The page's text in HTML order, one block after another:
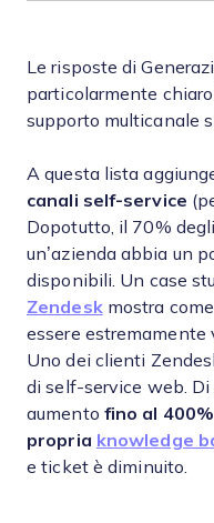
Le risposte di
particolarmente
supporto multicanale
A questa lista
canali self-service
Dopotutto, il 70%
un’azienda abbia un
disponibili. Un case
Zendeskmostra
essere estremamente
Uno dei clienti
di self-service web. Di
aumento fino al
propria knowledge
e ticket è diminuito.